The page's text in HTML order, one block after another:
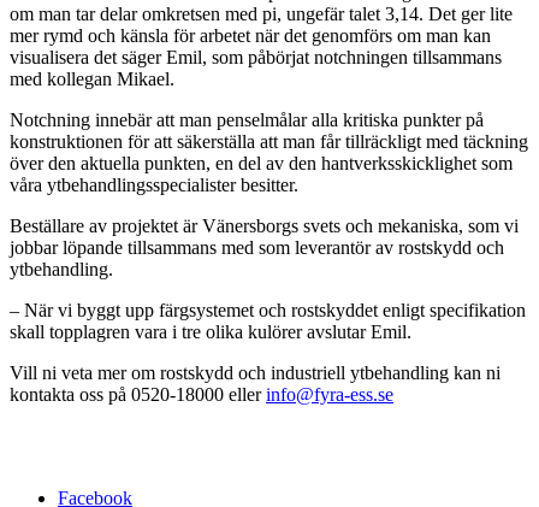
om man tar delar omkretsen med pi, ungefär talet 3,14. Det ger lite
mer rymd och känsla för arbetet när det genomförs om man kan
visualisera det säger Emil, som påbörjat notchningen tillsammans
med kollegan Mikael.
Notchning innebär att man penselmålar alla kritiska punkter på
konstruktionen för att säkerställa att man får tillräckligt med täckning
över den aktuella punkten, en del av den hantverksskicklighet som
våra ytbehandlingsspecialister besitter.
Beställare av projektet är Vänersborgs svets och mekaniska, som vi
jobbar löpande tillsammans med som leverantör av rostskydd och
ytbehandling.
– När vi byggt upp färgsystemet och rostskyddet enligt specifikation
skall topplagren vara i tre olika kulörer avslutar Emil.
Vill ni veta mer om rostskydd och industriell ytbehandling kan ni
kontakta oss på 0520-18000 ellerinfo@fyra-ess.se
Facebook